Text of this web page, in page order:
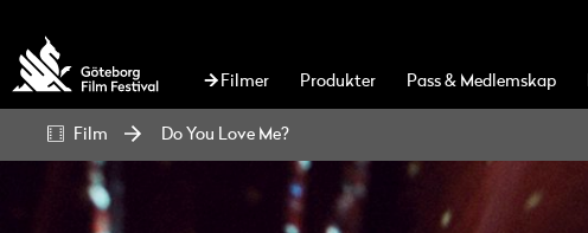
Filmer Produkter Pass & Medlemskap
Film Do You Love Me?